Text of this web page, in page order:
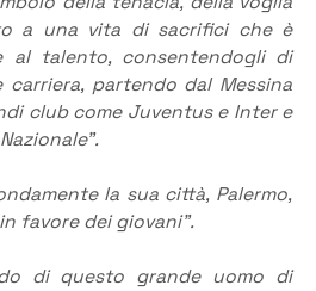
a una vita di sacrifici che è
al talento, consentendogli di
partendo dal Messina
club come Juventus e Inter e
la sua città, Palermo,
favore dei giovani”.
di questo grande uomo di